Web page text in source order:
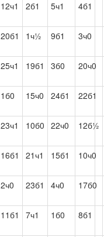
12ч1 2б1 5ч1 4б1
20б1 1ч½ 9б1 3ч0
25ч1 19б1 3б0 20ч0
1б0 15ч0 24б1 22б1
23ч1 10б0 22ч0 12б½
16б1 21ч1 15б1 10ч0
2ч0 23б1 4ч0 17б0
11б1 7ч1 1б0 8б1